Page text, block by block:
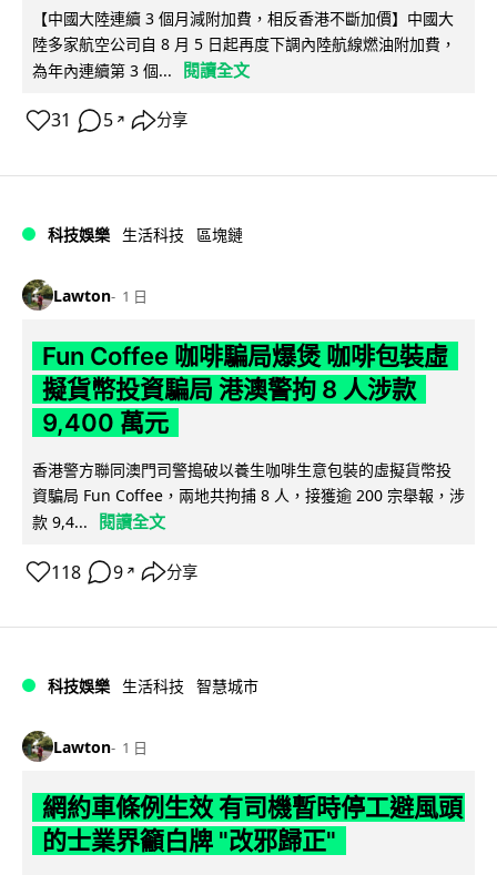
【中國大陸連續 3 個月減附加費，相反香港不斷加價】中國大
陸多家航空公司自 8 月 5 日起再度下調內陸航線燃油附加費，
為年內連續第 3 個...
閱讀全文
31 5 ↗ 分享
科技娛樂 生活科技 區塊鏈
Lawton 1 日
Fun Coffee 咖啡騙局爆煲 咖啡包裝虛
擬貨幣投資騙局 港澳警拘 8 人涉款
9,400 萬元
香港警方聯同澳門司警搗破以養生咖啡生意包裝的虛擬貨幣投
資騙局 Fun Coffee，兩地共拘捕 8 人，接獲逾 200 宗舉報，涉
款 9,4...
閱讀全文
118 9 ↗ 分享
科技娛樂 生活科技 智慧城市
Lawton 1 日
網約車條例生效 有司機暫時停工避風頭
的士業界籲白牌 "改邪歸正"